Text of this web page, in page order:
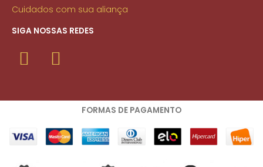
Cuidados com sua aliança
SIGA NOSSAS REDES
FORMAS DE PAGAMENTO